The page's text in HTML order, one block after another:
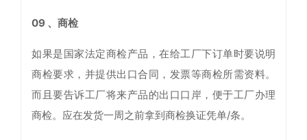
09 、商检
如果是国家法定商检产品，在给工厂下订单时要说明
商检要求，并提供出口合同，发票等商检所需资料。
而且要告诉工厂将来产品的出口口岸，便于工厂办理
商检。应在发货一周之前拿到商检换证凭单/条。